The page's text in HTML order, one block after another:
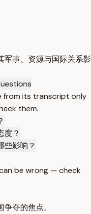
军事、资源与国际关系影
from its transcript only
them.
度？
些影响？
be wrong — check
夺的焦点。